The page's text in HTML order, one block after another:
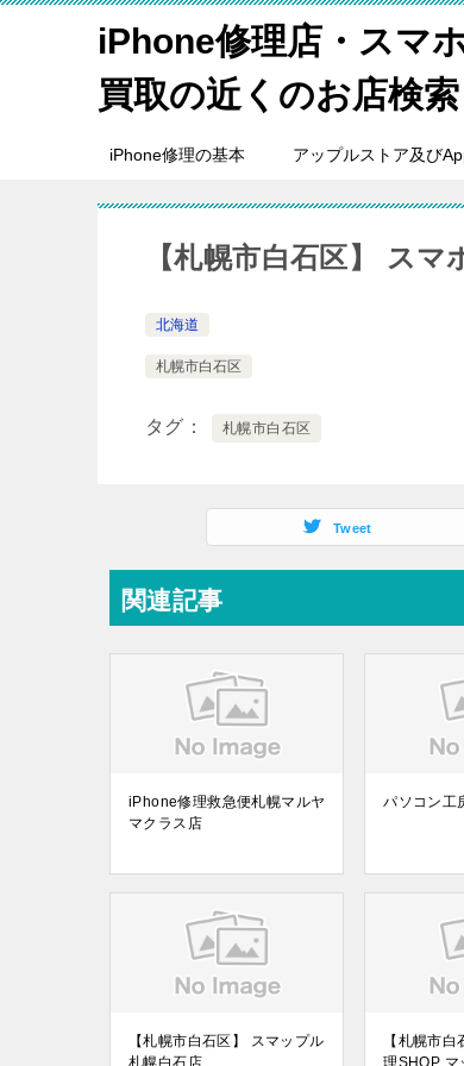
iPhone修理店・スマ
買取の近くのお店検索
iPhone修理の基本 アップルストア及び
【札幌市白石区】 ス
北海道
札幌市白石区
タグ 札幌市白石区
Tweet
関連記事
iPhone修理救急便札幌マルヤ
マクラス店
パソコン工
【札幌市白石区】 スマップル
札幌白石店
【札幌市
理SHOP マ